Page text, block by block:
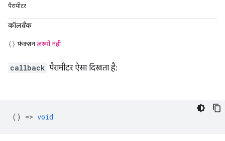
पैरामीटर
कॉलबैक
फ़ंक्शनज़रूरी नहीं
callback पैरामीटर ऐसा दिखता है:
() => void